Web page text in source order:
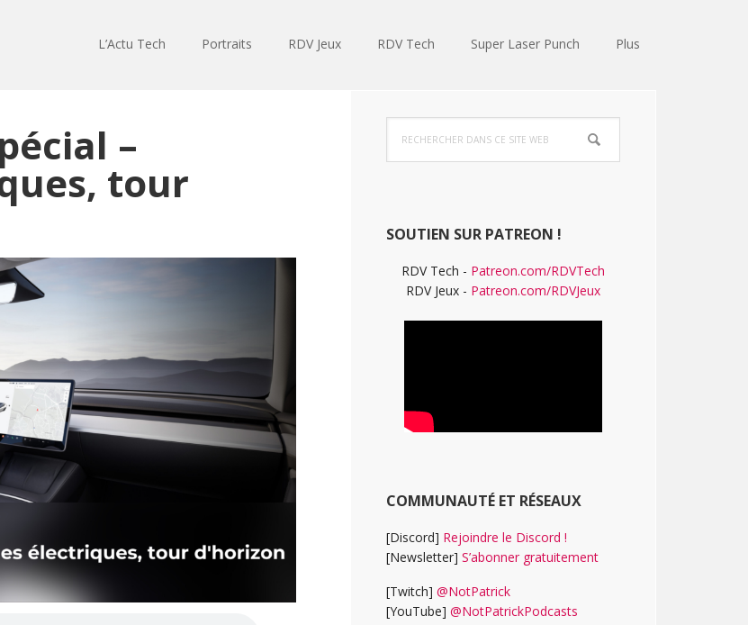
L’Actu Tech Portraits RDV Jeux RDV Tech Super Laser Punch Plus
–
tour
Barre
latérale
dans
ce
SOUTIEN SUR PATREON !
RDV Tech - Patreon.com/RDVTech
RDV Jeux - Patreon.com/RDVJeux
COMMUNAUTÉ ET RÉSEAUX
[Discord] Rejoindre le Discord !
[Newsletter] S’abonner gratuitement
[Twitch] @NotPatrick
[YouTube] @NotPatrickPodcasts